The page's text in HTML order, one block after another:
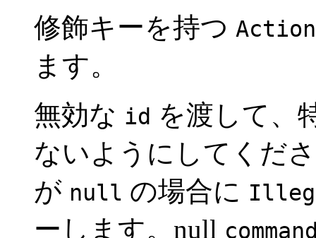
修飾キーを持つ
ます。
無効な id を渡して、
ないようにしてくだ
が null の場合に
ーします。null